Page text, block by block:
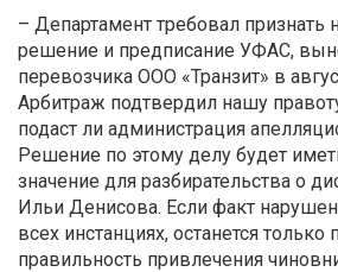
– Департамент требовал признать
решение и предписание УФАС,
перевозчика ООО «Транзит» в
Арбитраж подтвердил нашу
подаст ли администрация
Решение по этому делу будет
значение для разбирательства о
Ильи Денисова. Если факт
всех инстанциях, останется только
правильность привлечения